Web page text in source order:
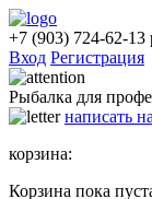
+7 (903) 724-62-13
Вход Регистрация
Рыбалка для
написать
корзина:
Корзина пока